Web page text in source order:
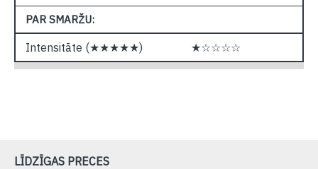
PAR SMARŽU:
Intensitāte (★★★★★) ★☆☆☆☆
LĪDZĪGAS PRECES